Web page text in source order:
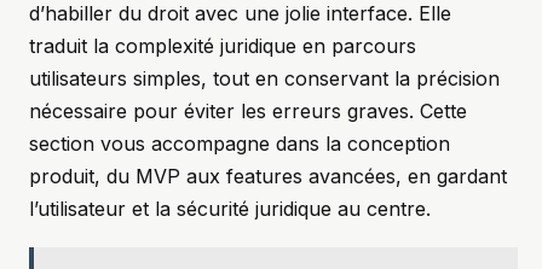
d’habiller du droit avec une jolie interface. Elle
traduit la complexité juridique en parcours
utilisateurs simples, tout en conservant la précision
nécessaire pour éviter les erreurs graves. Cette
section vous accompagne dans la conception
produit, du MVP aux features avancées, en gardant
l’utilisateur et la sécurité juridique au centre.